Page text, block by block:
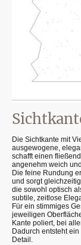
Die Sichtkante mit
ausgewogene,
schafft einen
angenehm weich
Die feine Rundung
und sorgt
die sowohl optisch
subtile, zeitlose
Für ein stimmiges
jeweiligen
Kante poliert, bei
Dadurch entsteht
Detail.